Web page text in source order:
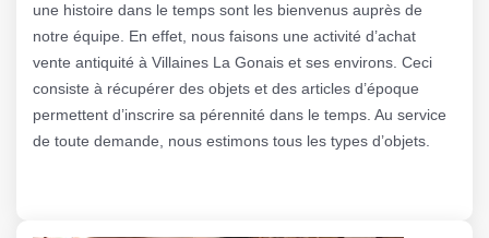
une histoire dans le temps sont les bienvenus auprès de
notre équipe. En effet, nous faisons une activité d’achat
vente antiquité à Villaines La Gonais et ses environs. Ceci
consiste à récupérer des objets et des articles d’époque
permettent d’inscrire sa pérennité dans le temps. Au service
de toute demande, nous estimons tous les types d’objets.